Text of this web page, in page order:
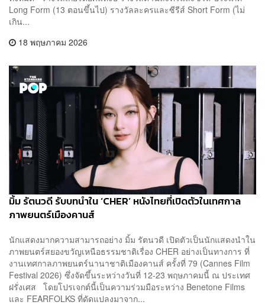
Long Form (13 ตอนขึ้นไป) รางวัลละครและซีรีส์ Short Form (ไม่
เกิน...
18 พฤษภาคม 2026
มิ้ม รัตนวดี รับบทนำใน ‘CHER’ หนังไทยที่เปิดตัวในเทศกาล
ภาพยนตร์เมืองคานส์
นักแสดงมากความสามารถอย่าง มิ้ม รัตนวดี เปิดตัวเป็นนักแสดงนำใน
ภาพยนตร์สยองขวัญเหนือธรรมชาติเรื่อง CHER อย่างเป็นทางการ ที่
งานเทศกาลภาพยนตร์นานาชาติเมืองคานส์ ครั้งที่ 79 (Cannes Film
Festival 2026) ซึ่งจัดขึ้นระหว่างวันที่ 12-23 พฤษภาคมนี้ ณ ประเทศ
ฝรั่งเศส โดยโปรเจกต์นี้เป็นความร่วมมือระหว่าง Benetone Films
และ FEARFOLKS ที่ดัดแปลงมาจาก...